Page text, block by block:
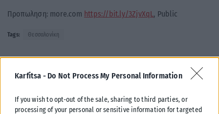
Karfitsa - Do Not Process My Personal Information
If you wish to opt-out of the sale, sharing to third parties, or
processing of your personal or sensitive information for targeted
Προπωληση: more.com https://bit.ly/3ZjvXqL, Public
Tags: Θεσσαλονίκη
Σχετικά Άρθρα